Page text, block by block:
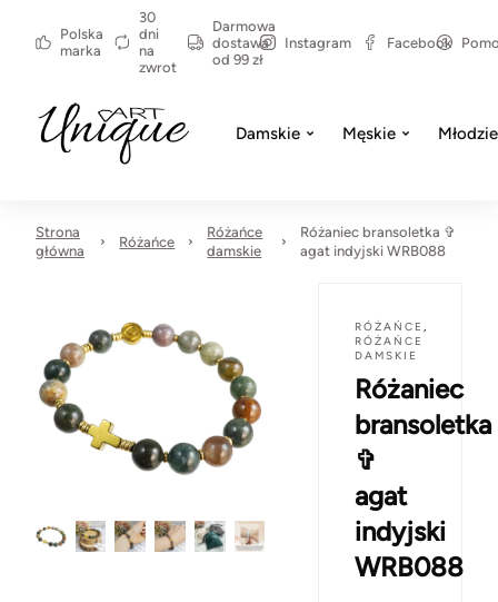
Polska
marka
30
dni
na
zwrot
Darmowa
dostawa
od 99 zł
Instagram Facebook
Damskie Męskie
Strona
główna
Różańce
Różańce
damskie
Różaniec bransoletka ✞
agat indyjski WRB088
RÓŻAŃCE,
RÓŻAŃCE
DAMSKIE
Różaniec
bransoletka
✞
agat
indyjski
WRB088